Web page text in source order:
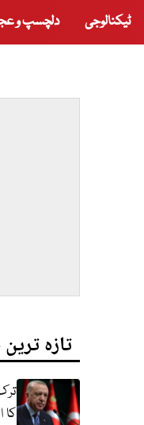
ٹیکنالوجی دلچسپ و
تازہ
کا